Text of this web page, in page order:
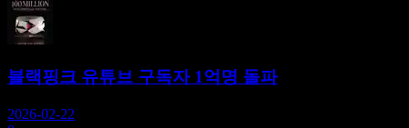
블랙핑크 유튜브 구독자 1억명 돌파
2026-02-22